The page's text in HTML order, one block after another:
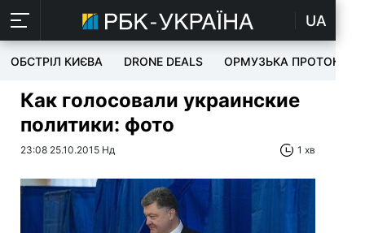
UA
ОБСТРІЛ КИЄВА DRONE DEALS ОРМУЗЬКА ПРОТОКА
Как голосовали украинские
политики: фото
23:08 25.10.2015 Нд 1 хв